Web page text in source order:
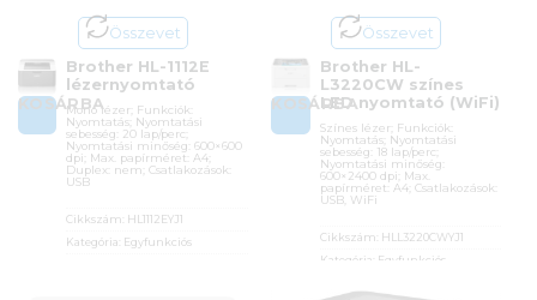
Összevet
KOSÁRBA
Brother HL-1112E
lézernyomtató
Mono lézer; Funkciók:
Nyomtatás; Nyomtatási
sebesség: 20 lap/perc;
Nyomtatási minőség: 600×600
dpi; Max. papírméret: A4;
Duplex: nem; Csatlakozások:
USB
Cikkszám: HL1112EYJ1
Kategória: Egyfunkciós
Összevet
KOSÁRBA
Brother HL-
L3220CW színes
LED nyomtató (WiFi)
Színes lézer; Funkciók:
Nyomtatás; Nyomtatási
sebesség: 18 lap/perc;
Nyomtatási minőség:
600×2400 dpi; Max.
papírméret: A4; Csatlakozások:
USB, WiFi
Cikkszám: HLL3220CWYJ1
Kategória: Egyfunkciós